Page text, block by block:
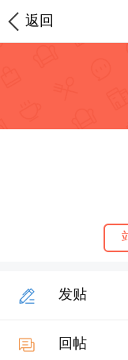
返回
发贴
回帖